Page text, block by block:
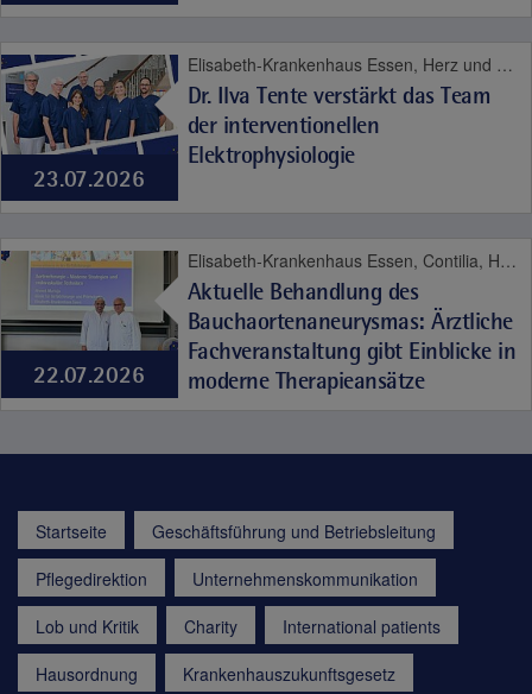
23.07.2026
Elisabeth-Krankenhaus Essen, Herz und Gefäße
Dr. Ilva Tente verstärkt das Team
der interventionellen
Elektrophysiologie
22.07.2026
Elisabeth-Krankenhaus Essen, Contilia, Herz und Gefäße
Aktuelle Behandlung des
Bauchaortenaneurysmas: Ärztliche
Fachveranstaltung gibt Einblicke in
moderne Therapieansätze
Startseite
Geschäftsführung und Betriebsleitung
Pflegedirektion
Unternehmenskommunikation
Lob und Kritik
Charity
International patients
Hausordnung
Krankenhauszukunftsgesetz